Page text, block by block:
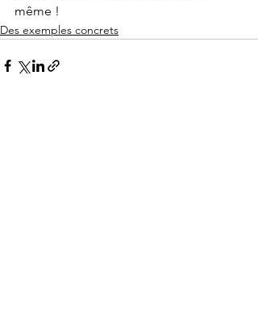
même !
Des exemples concrets